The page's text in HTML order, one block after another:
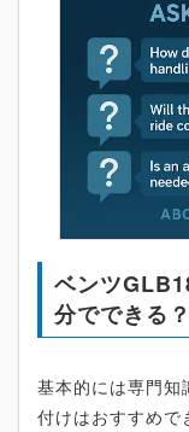
ベンツ
分でできる？
基本的には専門知
付けはおすすめで